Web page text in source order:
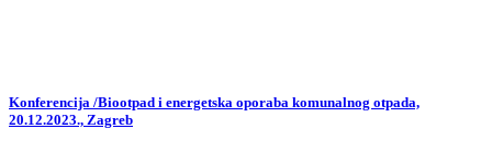
Konferencija /Biootpad i energetska oporaba komunalnog otpada,
20.12.2023., Zagreb